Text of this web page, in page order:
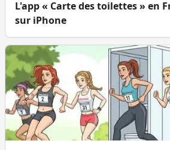
L'app « Carte des toilettes » en
sur iPhone